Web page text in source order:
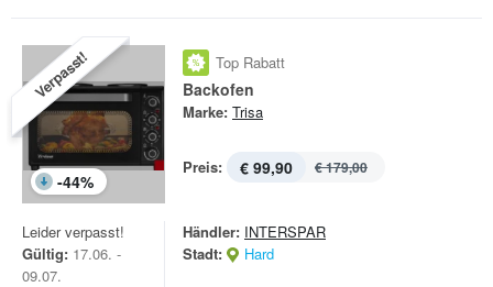
Verpasst!
-44%
Top Rabatt
Backofen
Marke: Trisa
Preis: € 99,90 € 179,00
Leider verpasst!
Gültig: 17.06. -
09.07.
Händler: INTERSPAR
Stadt:
Hard